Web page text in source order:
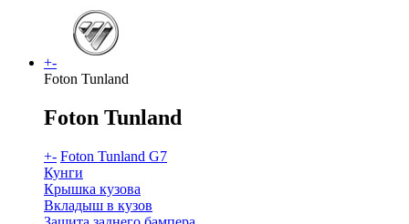
+-
Foton Tunland
Foton Tunland
+- Foton Tunland G7
Кунги
Крышка кузова
Вкладыш в кузов